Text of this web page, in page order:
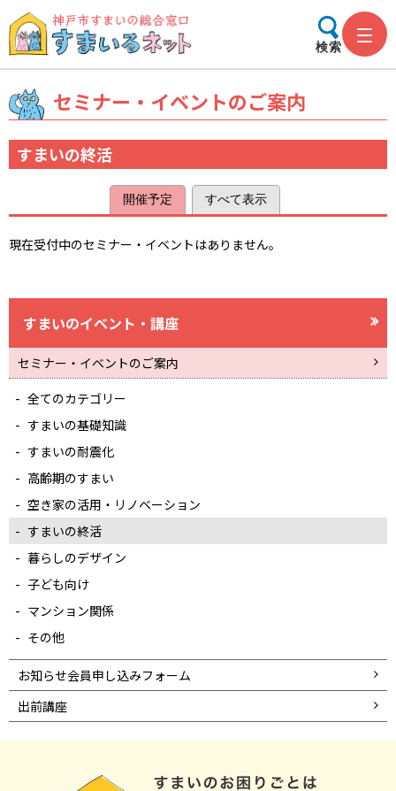
検索
セミナー・イベントのご案内
すまいの終活
開催予定 すべて表示
現在受付中のセミナー・イベントはありません。
すまいのイベント・講座
セミナー・イベントのご案内
全てのカテゴリー
すまいの基礎知識
すまいの耐震化
高齢期のすまい
空き家の活用・リノベーション
すまいの終活
暮らしのデザイン
子ども向け
マンション関係
その他
お知らせ会員申し込みフォーム
出前講座